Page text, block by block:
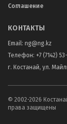
Соглашение
КОНТАКТЫ
Email: ng@ng.kz
Телефон: +7 (7142)
г. Костанай, ул.
© 2002-2026
права защищены